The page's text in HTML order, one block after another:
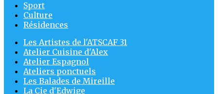
Sport
Culture
Résidences
Les Artistes de l'ATSCAF 31
Atelier Cuisine d'Alex
Atelier Espagnol
Ateliers ponctuels
Les Balades de Mireille
La Cie d'Edwige